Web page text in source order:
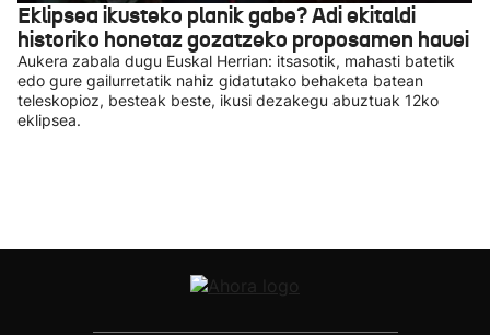
Eklipsea ikusteko planik gabe? Adi ekitaldi
historiko honetaz gozatzeko proposamen hauei
Aukera zabala dugu Euskal Herrian: itsasotik, mahasti batetik
edo gure gailurretatik nahiz gidatutako behaketa batean
teleskopioz, besteak beste, ikusi dezakegu abuztuak 12ko
eklipsea.